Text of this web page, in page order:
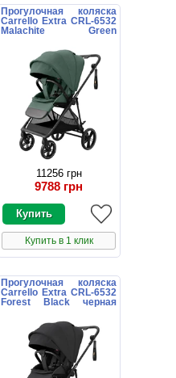
Прогулочная коляска
Carrello Extra CRL-6532
Malachite Green
11256 грн
9788 грн
Купить в 1 клик
Прогулочная коляска
Carrello Extra CRL-6532
Forest Black черная